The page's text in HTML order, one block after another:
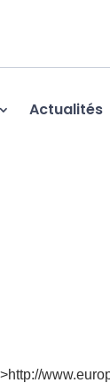
Actualités